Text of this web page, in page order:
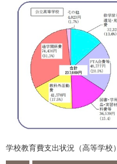
学校教育費支出状況（高等学校）